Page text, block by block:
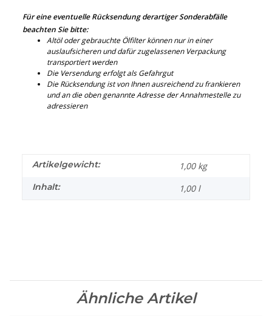
Für eine eventuelle Rücksendung derartiger Sonderabfälle
beachten Sie bitte:
Altöl oder gebrauchte Ölfilter können nur in einer
auslaufsicheren und dafür zugelassenen Verpackung
transportiert werden
Die Versendung erfolgt als Gefahrgut
Die Rücksendung ist von Ihnen ausreichend zu frankieren
und an die oben genannte Adresse der Annahmestelle zu
adressieren
Artikelgewicht: 1,00 kg
Inhalt: 1,00 l
Ähnliche Artikel